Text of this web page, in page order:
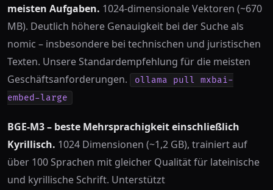
meisten Aufgaben. 1024-dimensionale Vektoren (~670
MB). Deutlich höhere Genauigkeit bei der Suche als
nomic – insbesondere bei technischen und juristischen
Texten. Unsere Standardempfehlung für die meisten
Geschäftsanforderungen.
ollama pull mxbai-
embed-large
BGE-M3 – beste Mehrsprachigkeit einschließlich
Kyrillisch. 1024 Dimensionen (~1,2 GB), trainiert auf
über 100 Sprachen mit gleicher Qualität für lateinische
und kyrillische Schrift. Unterstützt